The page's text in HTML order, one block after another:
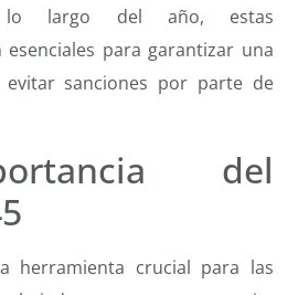
lo largo del año, estas
esenciales para garantizar una
sanciones por parte de
del
herramienta crucial para las